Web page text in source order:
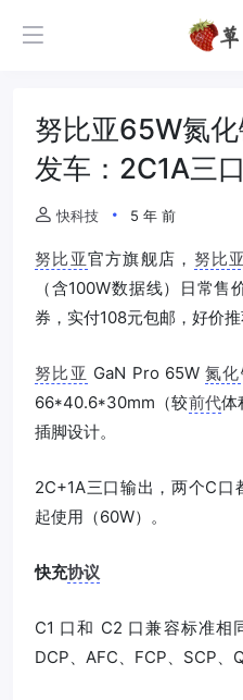
努比亚65W氮
发车：2C1A三
快科技 5 年 前
努比亚官方旗舰店， 努比亚
（含100W数据线）日常
券，实付108元包邮，好价推
努比亚 GaN Pro 65W氮化
66*40.6*30mm（较前代体
插脚设计。
2C+1A三口输出，两个C
起使用（60W）。
快充协议
C1 口和 C2 口兼容标准相
DCP、AFC、FCP、SCP、